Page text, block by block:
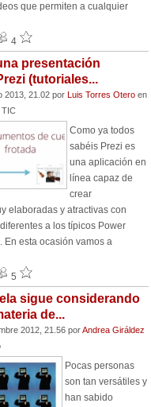
que permiten a cualquier
4
presentación
(tutoriales...
2013, 21.02 por Luis Torres Otero en
TIC
Como ya todos
sabéis Prezi es
una aplicación en
línea capaz de
crear
elaboradas y atractivas con
a los típicos Power
En esta ocasión vamos a
5
sigue considerando
de...
2012, 21.56 porAndrea Giráldez
Pocas personas
son tan versátiles y
han sabido